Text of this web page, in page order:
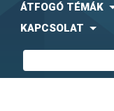
ÁTFOGÓ TÉMÁK
KAPCSOLAT